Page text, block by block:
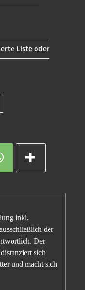
Liste oder
inkl.
der
Der
sich
und macht sich